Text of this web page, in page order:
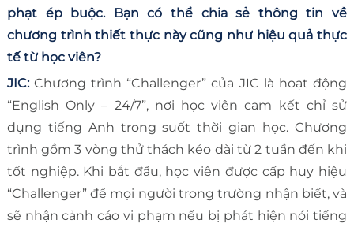
phạt ép buộc. Bạn có thể chia sẻ thông tin về
chương trình thiết thực này cũng như hiệu quả thực
tế từ học viên?
JIC:Chương trình “Challenger” của JIC là hoạt động
“English Only – 24/7”, nơi học viên cam kết chỉ sử
dụng tiếng Anh trong suốt thời gian học. Chương
trình gồm 3 vòng thử thách kéo dài từ 2 tuần đến khi
tốt nghiệp. Khi bắt đầu, học viên được cấp huy hiệu
“Challenger” để mọi người trong trường nhận biết, và
sẽ nhận cảnh cáo vi phạm nếu bị phát hiện nói tiếng